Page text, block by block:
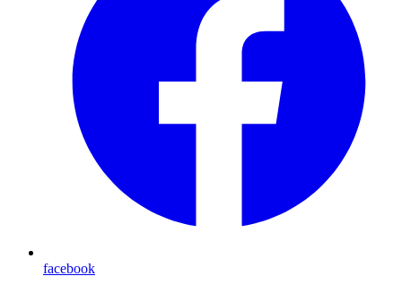
facebook